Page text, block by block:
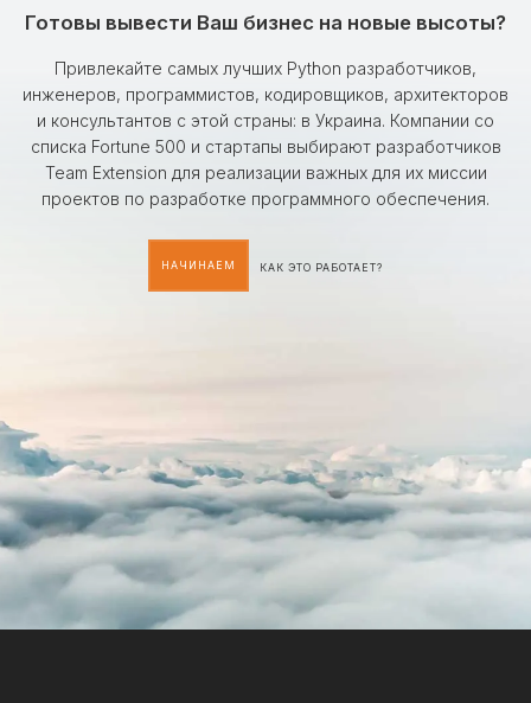
Готовы вывести Ваш бизнес на новые высоты?
Привлекайте самых лучших Python разработчиков,
инженеров, программистов, кодировщиков, архитекторов
и консультантов с этой страны: в Украина. Компании со
списка Fortune 500 и стартапы выбирают разработчиков
Team Extension для реализации важных для их миссии
проектов по разработке программного обеспечения.
НАЧИНАЕМ КАК ЭТО РАБОТАЕТ?